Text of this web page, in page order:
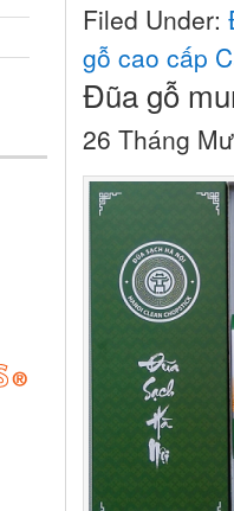
Filed Under:
gỗ cao cấp
Đũa gỗ
26 Tháng